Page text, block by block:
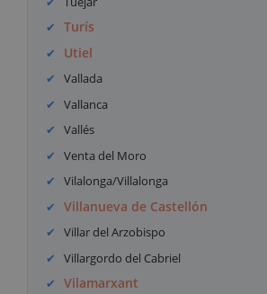
Turís
Utiel
Vallada
Vallanca
Vallés
Venta del Moro
Vilalonga/Villalonga
Villanueva de Castellón
Villar del Arzobispo
Villargordo del Cabriel
Vilamarxant